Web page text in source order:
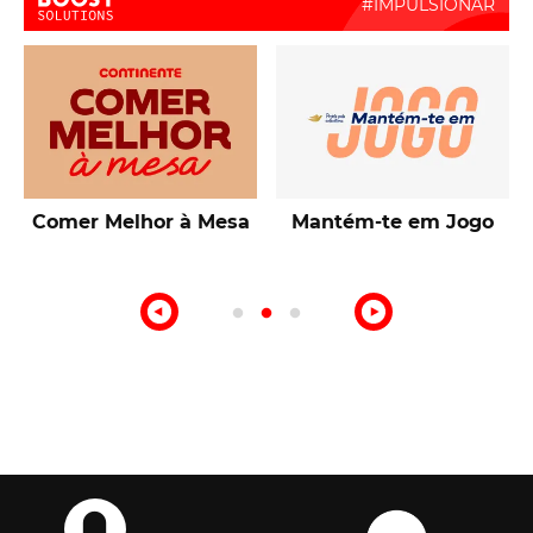
Talentos de Lisboa
10ª Edição Prémio